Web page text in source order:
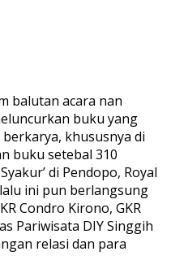
balutan acara nan
buku yang
khususnya di
buku setebal 310
di Pendopo, Royal
ini pun berlangsung
Condro Kirono, GKR
Pariwisata DIY Singgih
relasi dan para